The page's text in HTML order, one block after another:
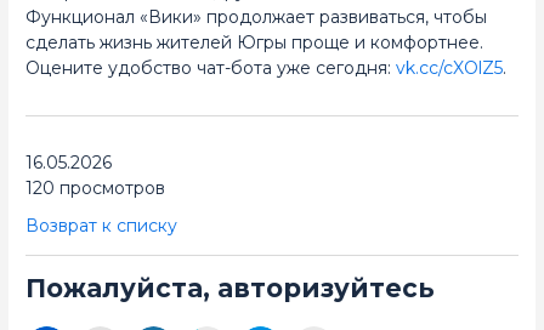
Функционал «Вики» продолжает развиваться, чтобы
сделать жизнь жителей Югры проще и комфортнее.
Оцените удобство чат-бота уже сегодня: vk.cc/cXOlZ5.
16.05.2026
120 просмотров
Возврат к списку
Пожалуйста, авторизуйтесь